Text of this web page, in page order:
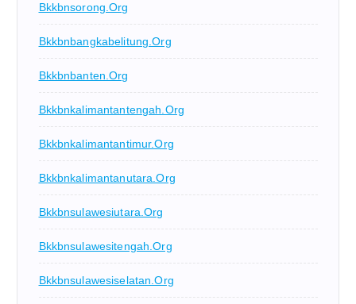
Bkkbnsorong.org
Bkkbnbangkabelitung.org
Bkkbnbanten.org
Bkkbnkalimantantengah.org
Bkkbnkalimantantimur.org
Bkkbnkalimantanutara.org
Bkkbnsulawesiutara.org
Bkkbnsulawesitengah.org
Bkkbnsulawesiselatan.org